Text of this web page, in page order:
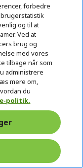
du tilføjer
om:
42
Sekunder
2 GHz
16:10 IPS
forbedre
og til at
Ved at
brug og
med vores
tilbage når som
administrere
mere om,
du
politik.